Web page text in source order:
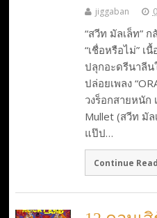
jiggaban
“สวีท มัลเล็ท”
“เชื่อหรือไม่” เ
ปลุกอะดรีนาลีน
ปล่อยเพลง
วงร็อกสายหนัก
Mullet (สวีท มั
แป๊ป…
Continue